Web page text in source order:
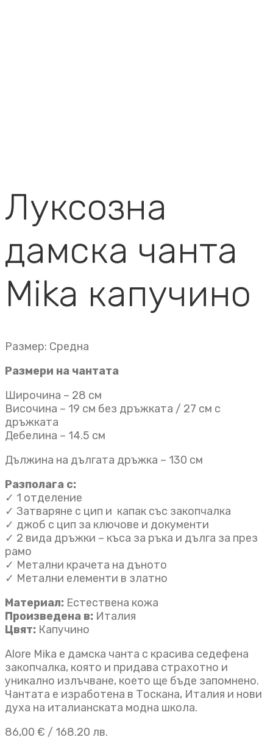
Луксозна
дамска чанта
Mika капучино
Размер: Средна
Размери на чантата
Широчина – 28 см
Височина – 19 см без дръжката / 27 см с
дръжката
Дебелина – 14.5 см
Дължина на дългата дръжка – 130 см
Разполага с:
✓ 1 отделениe
✓ Затваряне с цип и капак със закопчалка
✓ джоб с цип за ключове и документи
✓ 2 вида дръжки – къса за ръка и дълга за през
рамо
✓ Метални крачета на дъното
✓ Метални елементи в златно
Материал: Естествена кожа
Произведена в: Италия
Цвят: Капучино
Alore Mika е дамска чанта с красива седефена
закопчалка, която и придава страхотно и
уникално излъчване, което ще бъде запомнено.
Чантата е изработена в Тоскана, Италия и нови
духа на италианската модна школа.
86,00 € / 168.20 лв.